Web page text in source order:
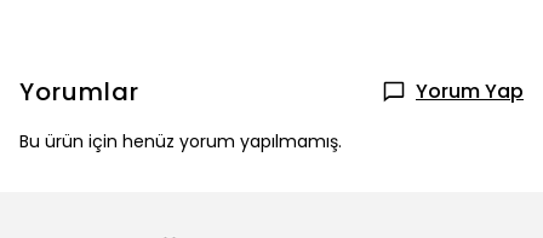
Yorumlar Yorum Yap
Bu ürün için henüz yorum yapılmamış.